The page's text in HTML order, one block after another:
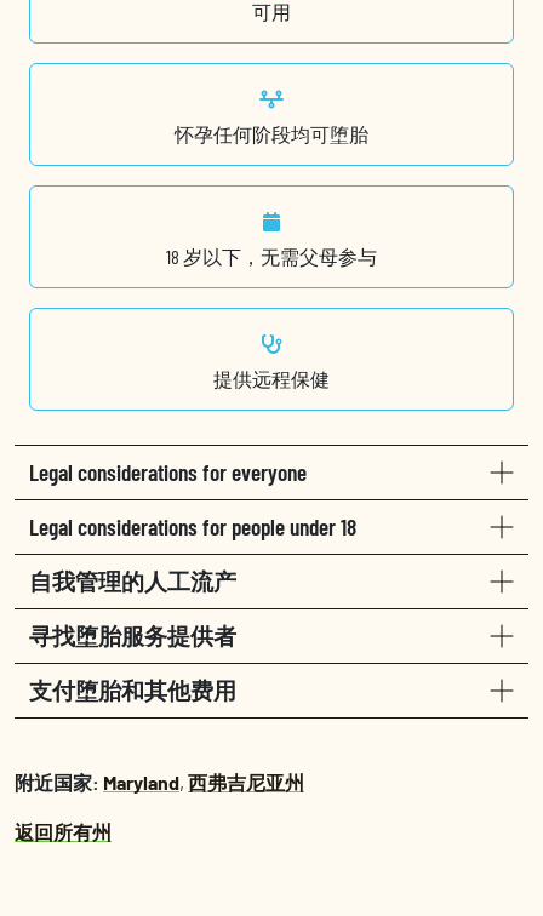
可用
怀孕任何阶段均可堕胎
18 岁以下，无需父母参与
提供远程保健
Legal considerations for everyone
Legal considerations for people under 18
自我管理的人工流产
寻找堕胎服务提供者
支付堕胎和其他费用
附近国家: Maryland, 西弗吉尼亚州
返回所有州